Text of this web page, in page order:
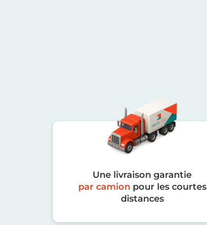
Une livraison garantie
par camion pour les courtes
distances